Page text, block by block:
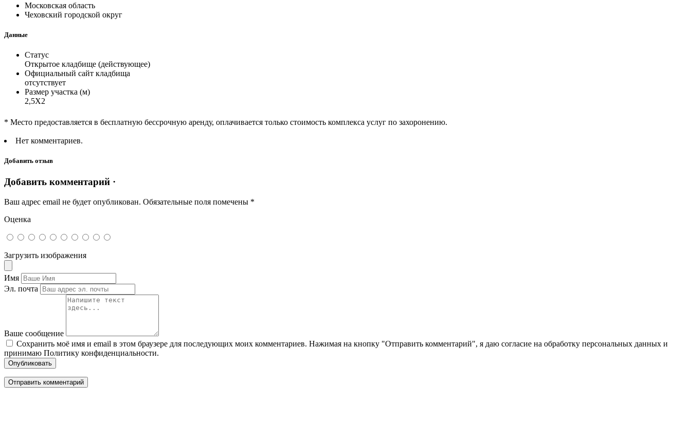
Московская область
Чеховский городской округ
Данные
Статус
Открытое кладбище (действующее)
Официальный сайт кладбища
отсутствует
Размер участка (м)
2,5Х2
* Место предоставляется в бесплатную бессрочную аренду, оплачивается только стоимость комплекса услуг по захоронению.
Нет комментариев.
Добавить отзыв
Добавить комментарий ·
Ваш адрес email не будет опубликован. Обязательные поля помечены *
Оценка
Загрузить изображения
Имя
Эл. почта
Ваше сообщение
Сохранить моё имя и email в этом браузере для последующих моих комментариев. Нажимая на кнопку "Отправить комментарий", я даю согласие на обработку персональных данных и
принимаю Политику конфиденциальности.
Опубликовать